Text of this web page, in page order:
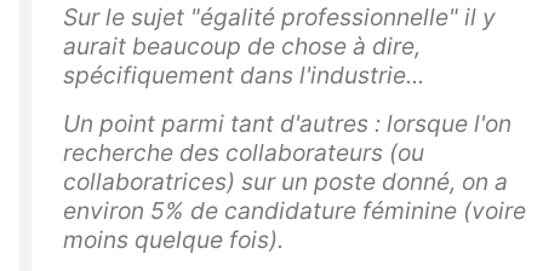
Sur le sujet "égalité professionnelle" il y
aurait beaucoup de chose à dire,
spécifiquement dans l'industrie...
Un point parmi tant d'autres : lorsque l'on
recherche des collaborateurs (ou
collaboratrices) sur un poste donné, on a
environ 5% de candidature féminine (voire
moins quelque fois).